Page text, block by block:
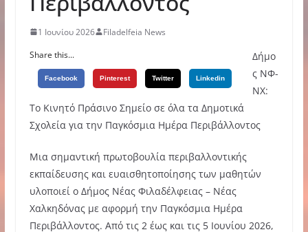
1 Ιουνίου 2026
Filadelfeia News
Share this...
Facebook Pinterest Twitter Linkedin
Δήμο
ς ΝΦ-
ΝΧ:
Το Κινητό Πράσινο Σημείο σε όλα τα Δημοτικά
Σχολεία για την Παγκόσμια Ημέρα Περιβάλλοντος
Μια σημαντική πρωτοβουλία περιβαλλοντικής
εκπαίδευσης και ευαισθητοποίησης των μαθητών
υλοποιεί ο Δήμος Νέας Φιλαδέλφειας – Νέας
Χαλκηδόνας με αφορμή την Παγκόσμια Ημέρα
Περιβάλλοντος. Από τις 2 έως και τις 5 Ιουνίου 2026,